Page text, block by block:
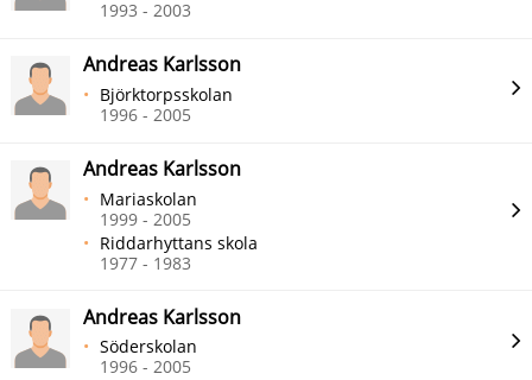
1993 - 2003
Andreas Karlsson
Björktorpsskolan
1996 - 2005
Andreas Karlsson
Mariaskolan
1999 - 2005
Riddarhyttans skola
1977 - 1983
Andreas Karlsson
Söderskolan
1996 - 2005